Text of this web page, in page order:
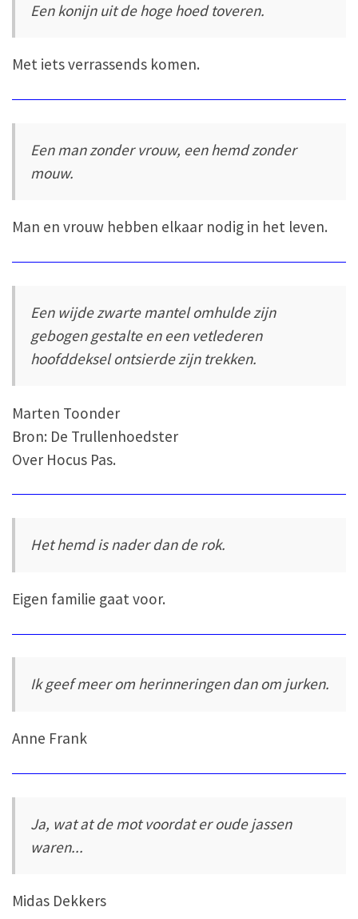
Een konijn uit de hoge hoed toveren.
Met iets verrassends komen.
Een man zonder vrouw, een hemd zonder
mouw.
Man en vrouw hebben elkaar nodig in het leven.
Een wijde zwarte mantel omhulde zijn
gebogen gestalte en een vetlederen
hoofddeksel ontsierde zijn trekken.
Marten Toonder
Bron: De Trullenhoedster
Over Hocus Pas.
Het hemd is nader dan de rok.
Eigen familie gaat voor.
Ik geef meer om herinneringen dan om jurken.
Anne Frank
Ja, wat at de mot voordat er oude jassen
waren...
Midas Dekkers